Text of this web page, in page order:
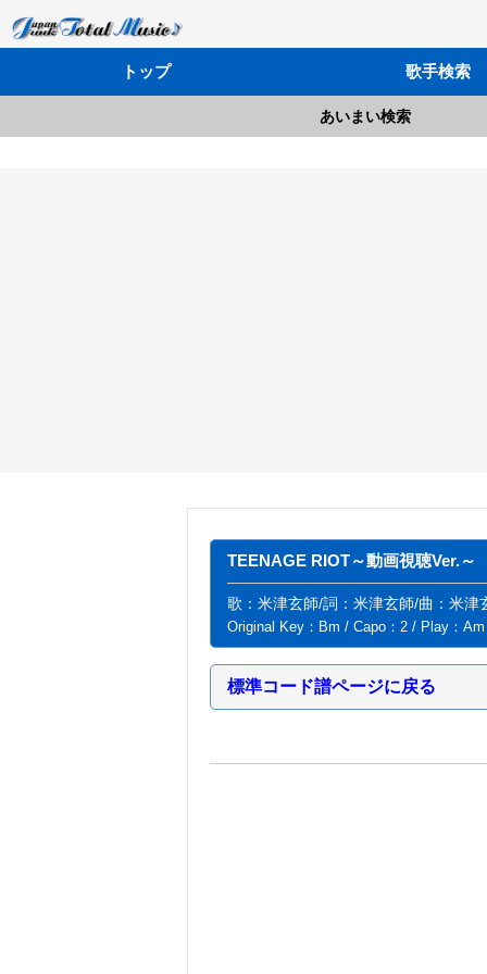
トップ 歌手検索
あいまい検索
TEENAGE RIOT～動画視聴Ver.～
歌：米津玄師/詞：米津玄師/曲：米津
Original Key：Bm / Capo：2 / Play：Am
標準コード譜ページに戻る